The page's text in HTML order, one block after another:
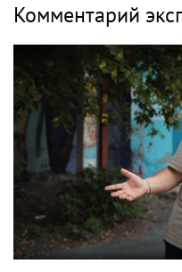
Комментарий